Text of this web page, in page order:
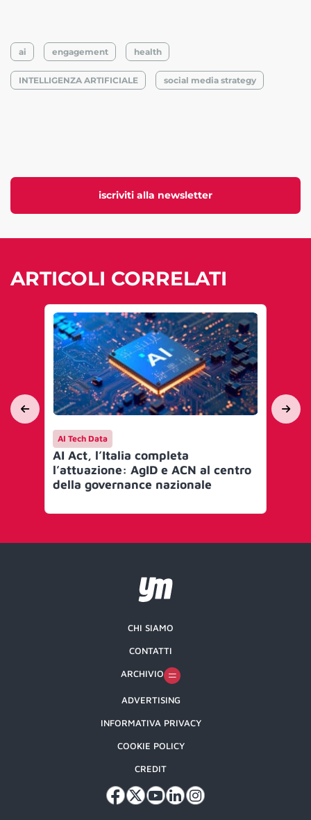
iscriviti alla newsletter
ai engagement health
INTELLIGENZA ARTIFICIALE social media strategy
ARTICOLI CORRELATI
AI Tech Data
AI Act, l’Italia completa
l’attuazione: AgID e ACN al centro
della governance nazionale
CHI SIAMO
CONTATTI
ARCHIVIO
ADVERTISING
INFORMATIVA PRIVACY
COOKIE POLICY
CREDIT